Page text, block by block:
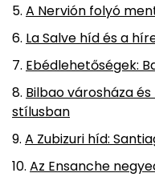
A Nervión folyó
La Salve híd és a
Ebédlehetőségek:
Bilbao városháza
stílusban
A Zubizuri híd:
Az Ensanche